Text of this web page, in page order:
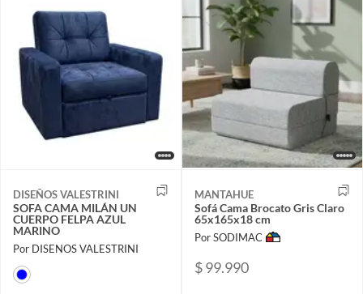
DISEÑOS VALESTRINI
SOFA CAMA MILÁN UN
CUERPO FELPA AZUL
MARINO
Por DISENOS VALESTRINI
MANTAHUE
Sofá Cama Brocato Gris Claro
65x165x18 cm
Por SODIMAC
$ 99.990